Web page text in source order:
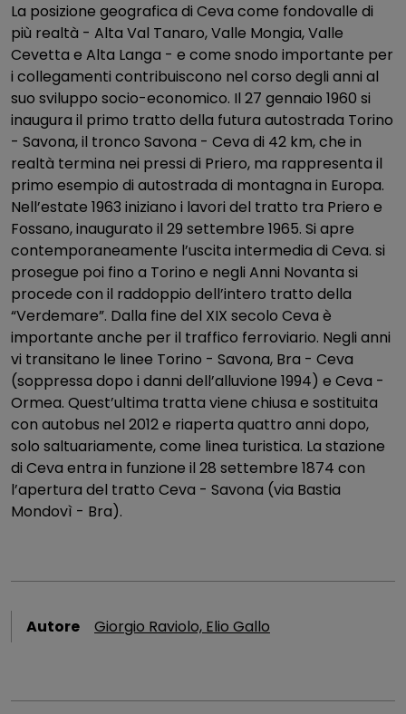
La posizione geografica di Ceva come fondovalle di
più realtà - Alta Val Tanaro, Valle Mongia, Valle
Cevetta e Alta Langa - e come snodo importante per
i collegamenti contribuiscono nel corso degli anni al
suo sviluppo socio-economico. Il 27 gennaio 1960 si
inaugura il primo tratto della futura autostrada Torino
- Savona, il tronco Savona - Ceva di 42 km, che in
realtà termina nei pressi di Priero, ma rappresenta il
primo esempio di autostrada di montagna in Europa.
Nell’estate 1963 iniziano i lavori del tratto tra Priero e
Fossano, inaugurato il 29 settembre 1965. Si apre
contemporaneamente l’uscita intermedia di Ceva. si
prosegue poi fino a Torino e negli Anni Novanta si
procede con il raddoppio dell’intero tratto della
“Verdemare”. Dalla fine del XIX secolo Ceva è
importante anche per il traffico ferroviario. Negli anni
vi transitano le linee Torino - Savona, Bra - Ceva
(soppressa dopo i danni dell’alluvione 1994) e Ceva -
Ormea. Quest’ultima tratta viene chiusa e sostituita
con autobus nel 2012 e riaperta quattro anni dopo,
solo saltuariamente, come linea turistica. La stazione
di Ceva entra in funzione il 28 settembre 1874 con
l’apertura del tratto Ceva - Savona (via Bastia
Mondovì - Bra).
Autore Giorgio Raviolo, Elio Gallo